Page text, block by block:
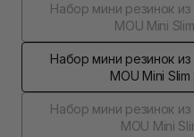
Набор мини резинок
MOU Mini
Набор мини резинок
MOU Mini
Набор мини резинок
MOU Mini